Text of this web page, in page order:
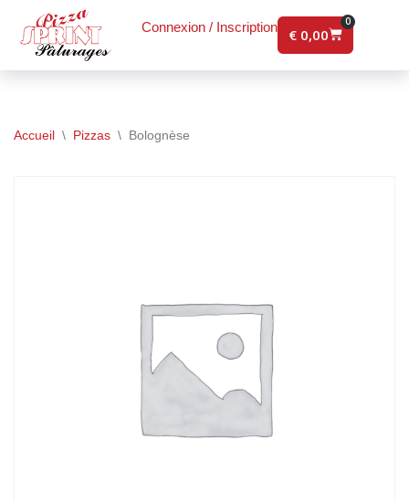
Aller
au
Connexion / Inscription € 0,00
0
Accueil \ Pizzas \ Bolognèse